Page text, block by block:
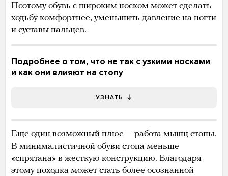
Поэтому обувь с широким носком может сделать
ходьбу комфортнее, уменьшить давление на ногти
и суставы пальцев.
Подробнее о том, что не так с узкими носками
и как они влияют на стопу
УЗНАТЬ
Еще один возможный плюс — работа мышц стопы.
В минималистичной обуви стопа меньше
«спрятана» в жесткую конструкцию. Благодаря
этому походка может стать более осознанной